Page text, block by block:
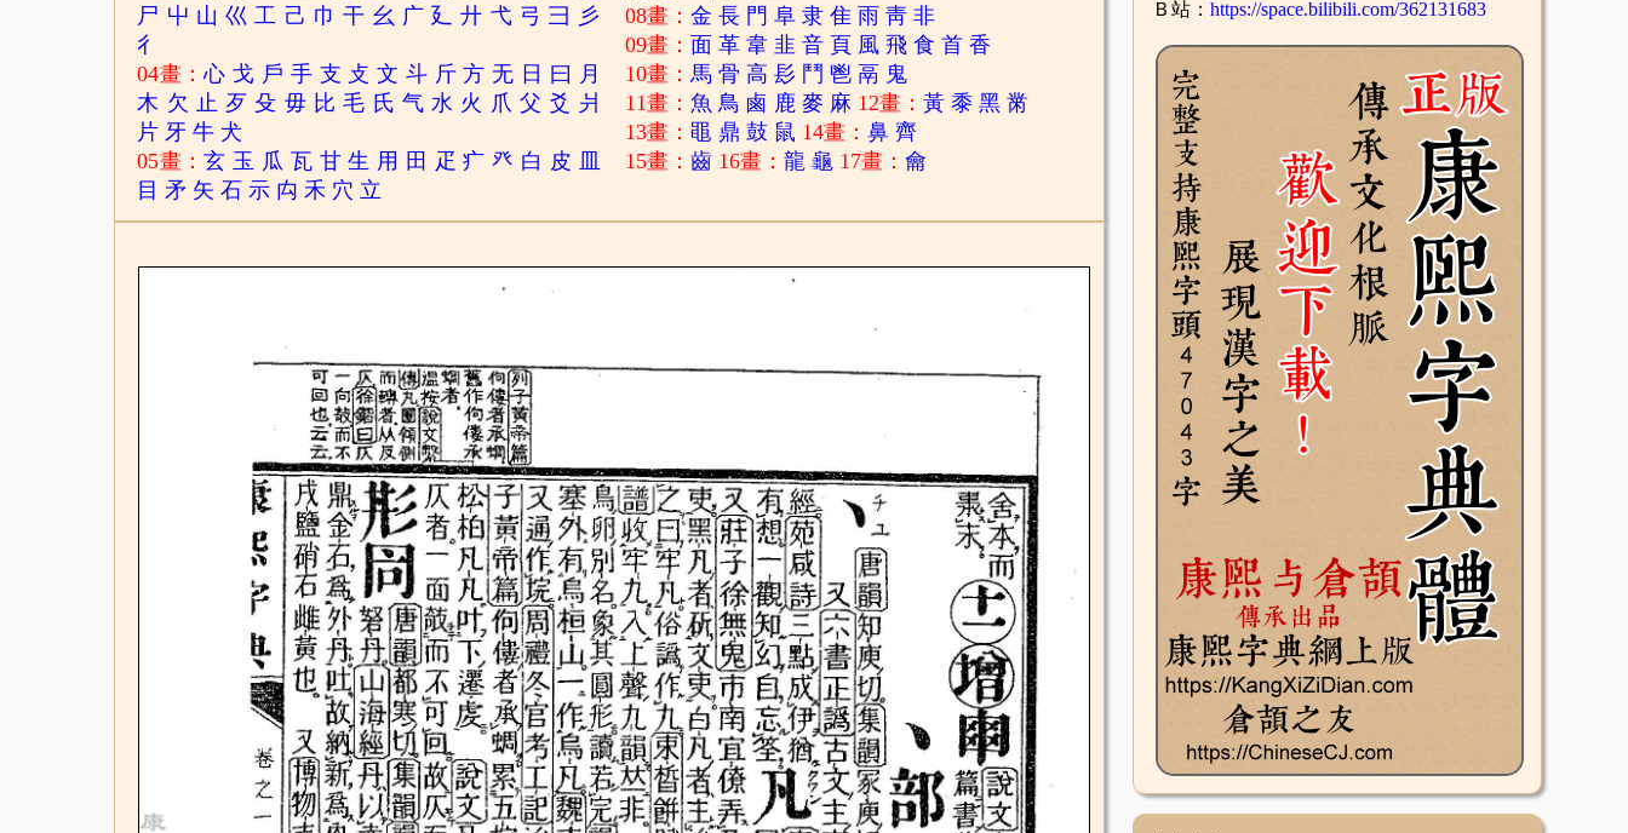
尸 屮 山 巛 工 己 巾 干 幺 广 廴 廾 弋 弓 彐 彡
彳
04畫：心 戈 戶 手 支 攴 文 斗 斤 方 无 日 曰 月
木 欠 止 歹 殳 毋 比 毛 氏 气 水 火 爪 父 爻 爿
片 牙 牛 犬
05畫：玄 玉 瓜 瓦 甘 生 用 田 疋 疒 癶 白 皮
目 矛 矢 石 示 禸 禾 穴 立
08畫：金 長 門 阜 隶 隹 雨 靑 非
09畫： 面 革 韋 韭 音 頁 風 飛 食 首 香
10畫：馬 骨 高 髟 鬥 鬯 鬲 鬼
11畫：魚 鳥 鹵 鹿 麥 麻 12畫：黃 黍 黑 黹
13畫：黽 鼎 鼓 鼠 14畫：鼻 齊
15畫：齒 16畫：龍 龜 17畫：龠
Ｂ站： https://space.bilibili.com/362131683